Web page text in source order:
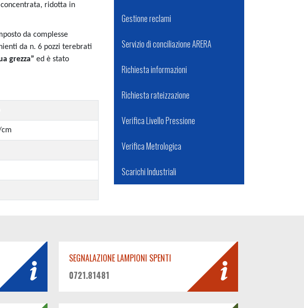
ridotta in
da complesse
da n. 6 pozzi terebrati
grezza” ed è stato
Gestione reclami
Servizio di conciliazione ARERA
Richiesta informazioni
Richiesta rateizzazione
Verifica Livello Pressione
Verifica Metrologica
Scarichi Industriali
SEGNALAZIONE LAMPIONI SPENTI
0721.81481